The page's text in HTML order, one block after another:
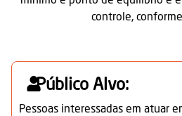
controle,
Público Alvo:
Pessoas interessadas em atuar